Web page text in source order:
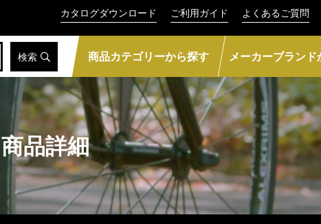
カタログダウンロード ご利用ガイド よくあるご質問
検索 商品カテゴリーから探す メーカーブランド
商品詳細